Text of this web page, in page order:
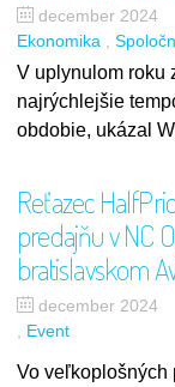
december 2024
Ekonomika
V uplynulom roku
najrýchlejšie
obdobie, ukázal
Reťazec
predajňu v NC
bratislavskom
december 2024
Event
Vo veľkoplošných